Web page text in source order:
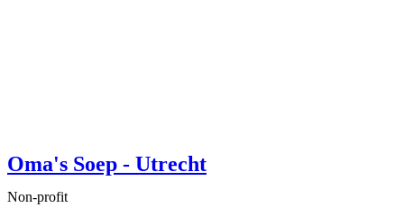
Oma's Soep - Utrecht
Non-profit